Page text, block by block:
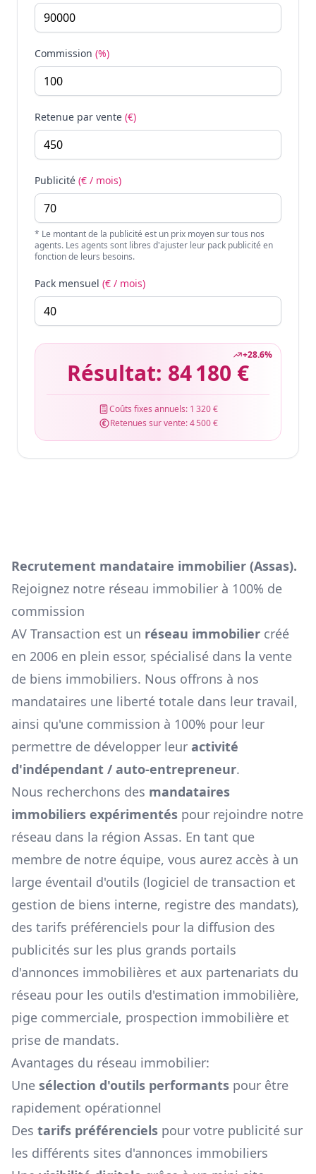
Commission (%)
Retenue par vente (€)
Publicité (€ / mois)
* Le montant de la publicité est un prix moyen sur tous nos
agents. Les agents sont libres d'ajuster leur pack publicité en
fonction de leurs besoins.
Pack mensuel (€ / mois)
+28.6%
Résultat: 84 180 €
Coûts fixes annuels: 1 320 €
Retenues sur vente:4 500 €
Recrutement mandataire immobilier (Assas).
Rejoignez notre réseau immobilier à 100% de
commission
AV Transaction est un réseau immobilier créé
en 2006 en plein essor, spécialisé dans la vente
de biens immobiliers. Nous offrons à nos
mandataires une liberté totale dans leur travail,
ainsi qu'une commission à 100% pour leur
permettre de développer leur activité
d'indépendant / auto-entrepreneur.
Nous recherchons des mandataires
immobiliers expérimentés pour rejoindre notre
réseau dans la région Assas. En tant que
membre de notre équipe, vous aurez accès à un
large éventail d'outils (logiciel de transaction et
gestion de biens interne, registre des mandats),
des tarifs préférenciels pour la diffusion des
publicités sur les plus grands portails
d'annonces immobilières et aux partenariats du
réseau pour les outils d'estimation immobilière,
pige commerciale, prospection immobilière et
prise de mandats.
Avantages du réseau immobilier:
Une sélection d'outils performants pour être
rapidement opérationnel
Des tarifs préférenciels pour votre publicité sur
les différents sites d'annonces immobiliers